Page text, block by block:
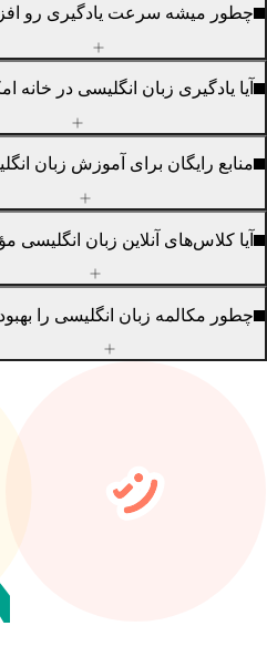
سرعت یادگیری رو افزایش داد؟
زبان انگلیسی در خانه
برای آموزش زبان انگلیسی
آنلاین زبان انگلیسی مؤثر هستند؟
زبان انگلیسی را بهبود بدیم؟